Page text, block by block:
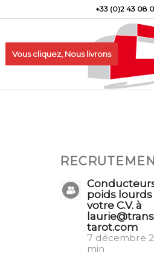
+33 (0)2 43 08
Vous cliquez, Nous livrons
poids
votre C.V. à
tarot.com
7 décembre
min